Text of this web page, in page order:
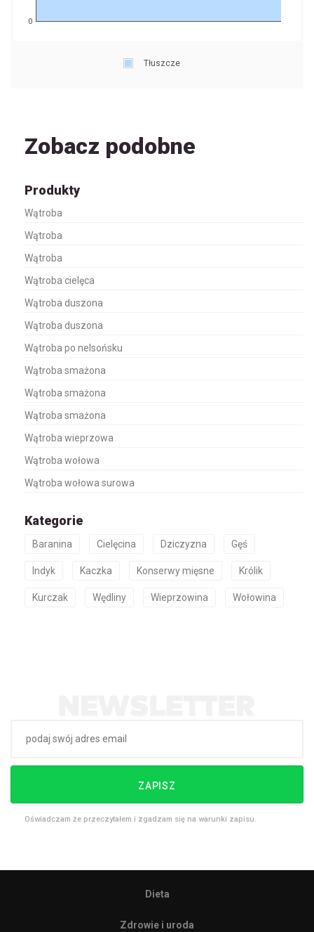
0
Tłuszcze
Zobacz podobne
Produkty
Wątroba
Wątroba
Wątroba
Wątroba cielęca
Wątroba duszona
Wątroba duszona
Wątroba po nelsońsku
Wątroba smażona
Wątroba smażona
Wątroba smażona
Wątroba wieprzowa
Wątroba wołowa
Wątroba wołowa surowa
Kategorie
Baranina Cielęcina Dziczyzna Gęś
Indyk Kaczka Konserwy mięsne Królik
Kurczak Wędliny Wieprzowina Wołowina
ZAPISZ
Oświadczam że przeczytałem i zgadzam się na warunki zapisu.
Dieta
Zdrowie i uroda